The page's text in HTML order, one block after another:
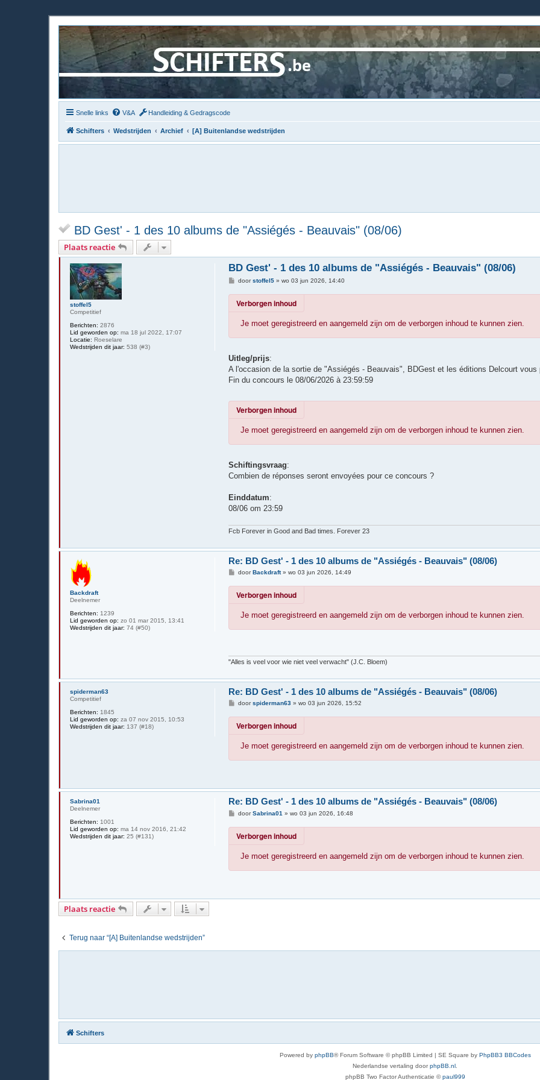
Snelle links V&A Handleiding & Gedragscode
Schifters Wedstrijden Archief [A] Buitenlandse wedstrijden
BD Gest' - 1 des 10 albums de "Assiégés - Beauvais" (08/06)
Plaats reactie
stoffel5
Competitief
Berichten: 2876
Lid geworden op: ma 18 jul 2022, 17:07
Locatie: Roeselare
Wedstrijden dit jaar: 538 (#3)
BD Gest' - 1 des 10 albums de "Assiégés - Beauvais" (08/06)
B
r
i
doorstoffel5» wo 03 jun 2026, 14:40
Verborgen inhoud
Je moet geregistreerd en aangemeld zijn om de verborgen inhoud te kunnen zien.
Uitleg/prijs:
A l'occasion de la sortie de "Assiégés - Beauvais", BDGest et les éditions Delcourt vous
Fin du concours le 08/06/2026 à 23:59:59
Verborgen inhoud
Je moet geregistreerd en aangemeld zijn om de verborgen inhoud te kunnen zien.
Schiftingsvraag:
Combien de réponses seront envoyées pour ce concours ?
Einddatum:
08/06 om 23:59
Fcb Forever in Good and Bad times. Forever 23
Backdraft
Deelnemer
Berichten: 1239
Lid geworden op: zo 01 mar 2015, 13:41
Wedstrijden dit jaar: 74 (#50)
Re: BD Gest' - 1 des 10 albums de "Assiégés - Beauvais" (08/06)
B
r
i
doorBackdraft» wo 03 jun 2026, 14:49
Verborgen inhoud
Je moet geregistreerd en aangemeld zijn om de verborgen inhoud te kunnen zien.
"Alles is veel voor wie niet veel verwacht" (J.C. Bloem)
spiderman63
Competitief
Berichten: 1845
Lid geworden op: za 07 nov 2015, 10:53
Wedstrijden dit jaar: 137 (#18)
Re: BD Gest' - 1 des 10 albums de "Assiégés - Beauvais" (08/06)
B
r
i
doorspiderman63» wo 03 jun 2026, 15:52
Verborgen inhoud
Je moet geregistreerd en aangemeld zijn om de verborgen inhoud te kunnen zien.
Sabrina01
Deelnemer
Berichten: 1001
Lid geworden op: ma 14 nov 2016, 21:42
Wedstrijden dit jaar: 25 (#131)
Re: BD Gest' - 1 des 10 albums de "Assiégés - Beauvais" (08/06)
B
r
i
doorSabrina01 » wo 03 jun 2026, 16:48
Verborgen inhoud
Je moet geregistreerd en aangemeld zijn om de verborgen inhoud te kunnen zien.
Plaats reactie
Terug naar “[A] Buitenlandse wedstrijden”
Schifters
Powered by phpBB® Forum Software © phpBB Limited | SE Square by PhpBB3 BBCodes
Nederlandse vertaling doorphpBB.nl
phpBB Two Factor Authenticatie ©paul999